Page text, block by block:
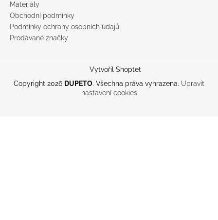
Materiály
Obchodní podmínky
Podmínky ochrany osobních údajů
Prodávané značky
Vytvořil Shoptet
Copyright 2026 DUPETO. Všechna práva vyhrazena. Upravit
nastavení cookies